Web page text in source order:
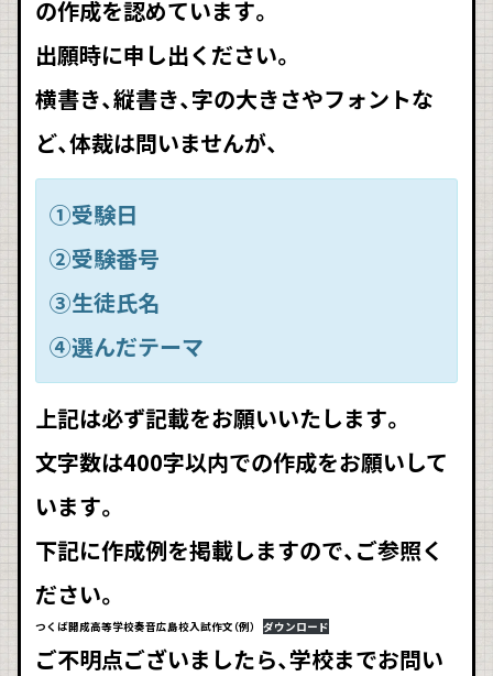
の作成を認めています。
出願時に申し出ください。
横書き、縦書き、字の大きさやフォントな
ど、体裁は問いませんが、
➀受験日
②受験番号
③生徒氏名
④選んだテーマ
上記は必ず記載をお願いいたします。
文字数は400字以内での作成をお願いして
います。
下記に作成例を掲載しますので、ご参照く
ださい。
つくば開成高等学校奏音広島校入試作文（例） ダウンロード
ご不明点ございましたら、学校までお問い